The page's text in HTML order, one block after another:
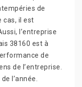
de
cas, il est
l’entreprise
38160 est à
de
de l’entreprise.
l’année.